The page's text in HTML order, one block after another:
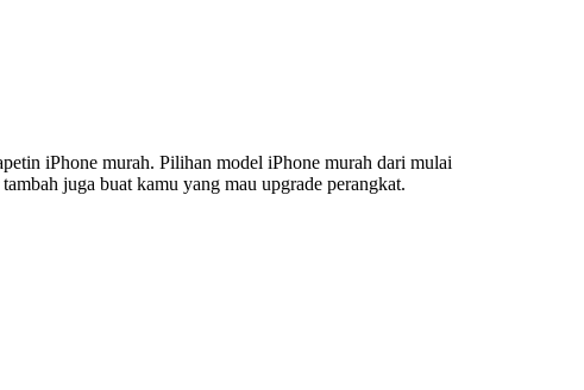
iPhone murah. Pilihan model iPhone murah dari mulai
juga buat kamu yang mau upgrade perangkat.